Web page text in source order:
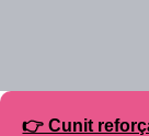
👉 Cunit